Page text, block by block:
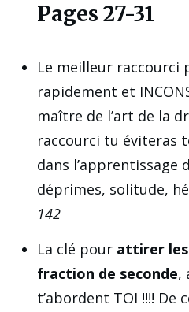
Pages 27-31
Le meilleur raccourci
rapidement et
maître de l’art de la
raccourci tu éviteras
dans l’apprentissage
déprimes, solitude,
142
La clé pour attirer les
fraction de seconde,
t’abordent TOI !!!! De